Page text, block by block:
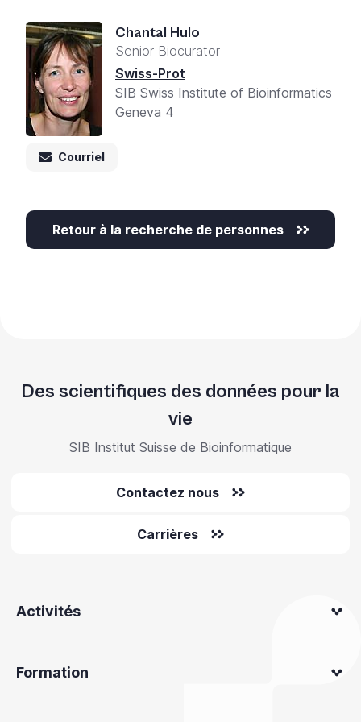
Chantal Hulo
Senior Biocurator
Swiss-Prot
SIB Swiss Institute of Bioinformatics
Geneva 4
Courriel
Retour à la recherche de personnes
Des scientifiques des données pour la
vie
SIB Institut Suisse de Bioinformatique
Contactez nous
Carrières
Activités
Formation